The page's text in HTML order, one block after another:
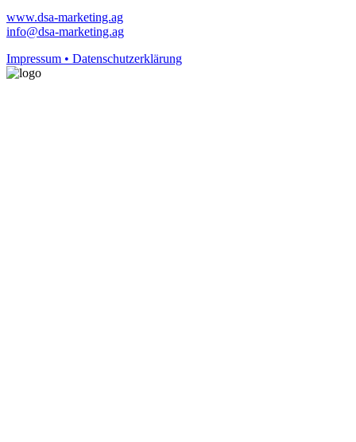
www.dsa-marketing.ag
info@dsa-marketing.ag
Impressum • Datenschutzerklärung